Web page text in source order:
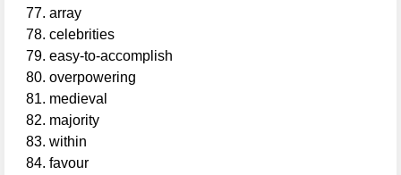
array
celebrities
easy-to-accomplish
overpowering
medieval
majority
within
favour